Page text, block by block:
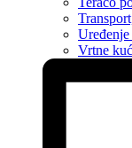
Vrtne